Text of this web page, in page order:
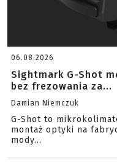
06.08.2026
Sightmark G-Shot
bez frezowania za...
Damian Niemczuk
G-Shot to
montaż optyki na
mody...